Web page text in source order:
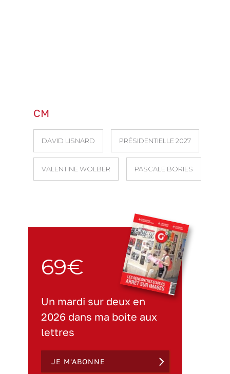
CM
DAVID LISNARD PRÉSIDENTIELLE 2027
VALENTINE WOLBER PASCALE BORIES
69€
Un mardi sur deux en
2026 dans ma boite aux
lettres
JE M'ABONNE